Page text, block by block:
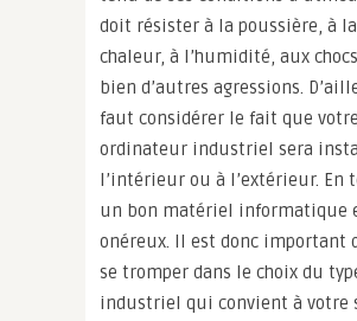
doit résister à la poussière, à
chaleur, à l’humidité, aux
bien d’autres agressions.
faut considérer le fait que votre
ordinateur industriel sera
l’intérieur ou à l’extérieur. En
un bon matériel informatique
onéreux. Il est donc important
se tromper dans le choix du
industriel qui convient à votre